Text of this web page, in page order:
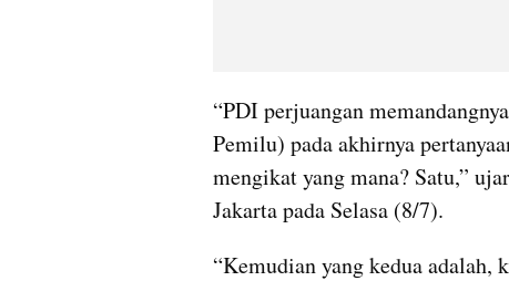
“PDI perjuangan
Pemilu) pada akhirnya
mengikat yang mana? Satu,”
Jakarta pada Selasa (8/7).
“Kemudian yang kedua